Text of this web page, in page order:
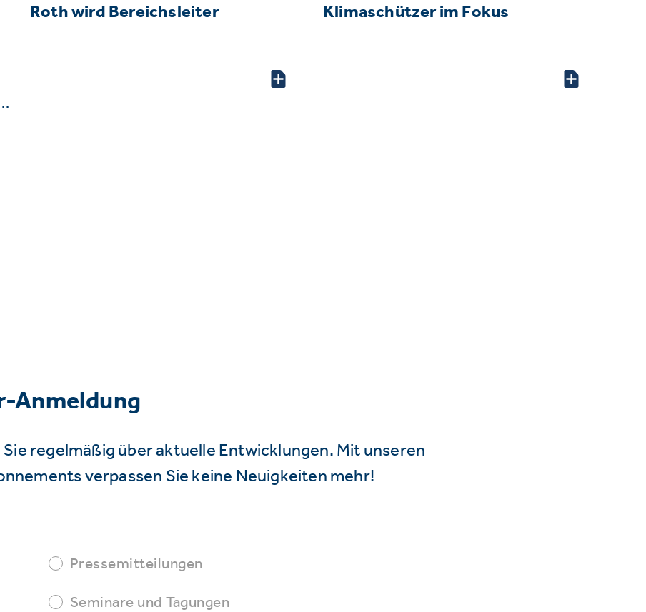
Roth wird Bereichsleiter
Klimaschützer im Fokus
Anmeldung
regelmäßig über aktuelle Entwicklungen. Mit unseren
verpassen Sie keine Neuigkeiten mehr!
Pressemitteilungen
Seminare und Tagungen